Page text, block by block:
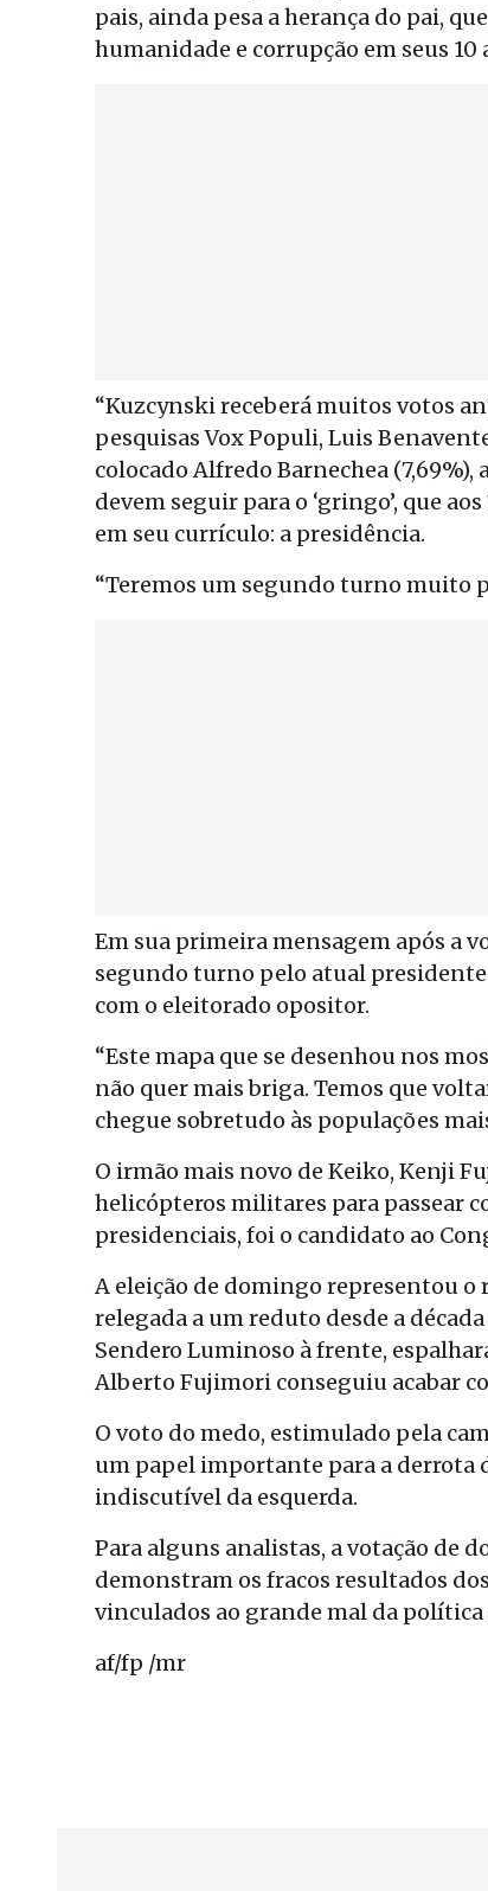
pais, ainda pesa a herança do pai,
humanidade e corrupção em seus 10
“Kuzcynski receberá muitos votos
pesquisas Vox Populi, Luis
colocado Alfredo Barnechea
devem seguir para o ‘gringo’, que
em seu currículo: a presidência.
“Teremos um segundo turno muito
Em sua primeira mensagem após a
segundo turno pelo atual
com o eleitorado opositor.
“Este mapa que se desenhou nos
não quer mais briga. Temos que
chegue sobretudo às populações
O irmão mais novo de Keiko, Kenji
helicópteros militares para passear
presidenciais, foi o candidato ao
A eleição de domingo representou o
relegada a um reduto desde a
Sendero Luminoso à frente,
Alberto Fujimori conseguiu acabar
O voto do medo, estimulado pela
um papel importante para a derrota
indiscutível da esquerda.
Para alguns analistas, a votação de
demonstram os fracos resultados
vinculados ao grande mal da política
af/fp /mr